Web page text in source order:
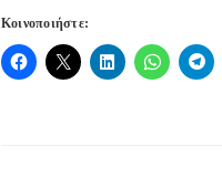
Κοινοποιήστε: